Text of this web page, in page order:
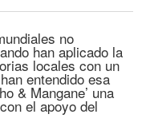
no
han aplicado la
locales con un
entendido esa
& Mangane’ una
el apoyo del